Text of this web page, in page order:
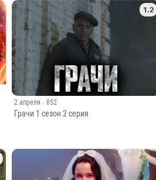
Грачи 1 сезон 2 серия